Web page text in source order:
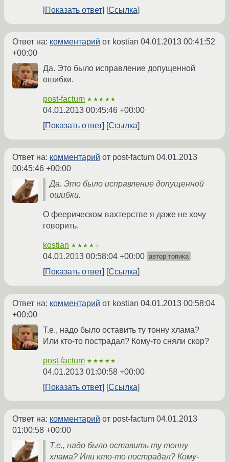
Показать ответ Ссылка
Ответ на: комментарий от kostian 04.01.2013 00:41:52
+00:00
Да. Это было исправление допущенной
ошибки.
post-factum ★★★★★
04.01.2013 00:45:46 +00:00
Показать ответ
Ссылка
Ответ на: комментарий от post-factum 04.01.2013
00:45:46 +00:00
Да. Это было исправление допущенной
ошибки.
О феерическом вахтерстве я даже не хочу
говорить.
kostian ★★★★☆
04.01.2013 00:58:04 +00:00 автор топика
Показать ответ Ссылка
Ответ на: комментарий от kostian 04.01.2013 00:58:04
+00:00
Т.е., надо было оставить ту тонну хлама?
Или кто-то пострадал? Кому-то сняли скор?
post-factum ★★★★★
04.01.2013 01:00:58 +00:00
Показать ответ
Ссылка
Ответ на: комментарий от post-factum 04.01.2013
01:00:58 +00:00
Т.е., надо было оставить ту тонну
хлама? Или кто-то пострадал? Кому-